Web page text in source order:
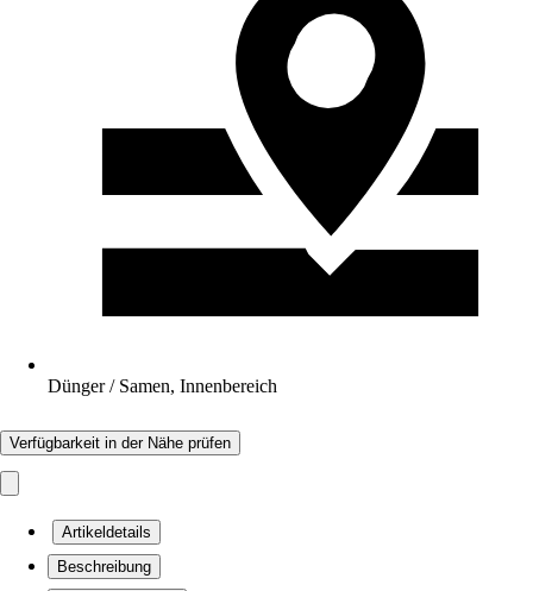
Dünger / Samen, Innenbereich
Verfügbarkeit in der Nähe prüfen
Artikeldetails
Beschreibung